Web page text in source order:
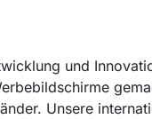
und
Unsere